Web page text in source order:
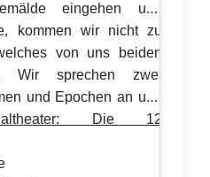
eingehen und
wirungsveränderten
verzierten Rahmen
kommen wir nicht zu
von uns beiden
Wir sprechen zwei
und Epochen an und
Zielgruppen.
sicher sein, dass wir
Besuchern mit unseren
Die 12